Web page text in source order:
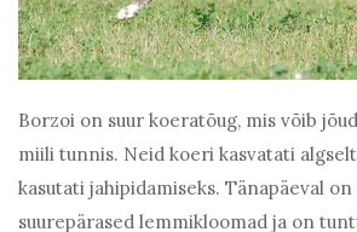
Borzoi on suur koeratõug, mis võib
miili tunnis. Neid koeri kasvatati
kasutati jahipidamiseks. Tänapäeval
suurepärased lemmikloomad ja on